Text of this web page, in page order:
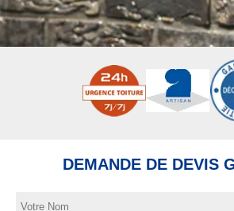
DEMANDE DE DEVIS